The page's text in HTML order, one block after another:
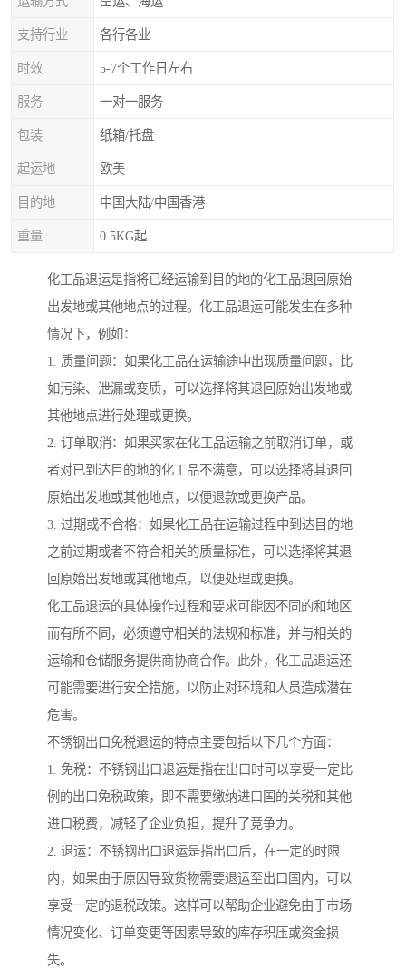
支持行业 各行各业
时效 5-7个工作日左右
服务 一对一服务
包装 纸箱/托盘
起运地 欧美
目的地 中国大陆/中国香港
重量 0.5KG起
化工品退运是指将已经运输到目的地的化工品退回原始
出发地或其他地点的过程。化工品退运可能发生在多种
情况下，例如：
1. 质量问题：如果化工品在运输途中出现质量问题，比
如污染、泄漏或变质，可以选择将其退回原始出发地或
其他地点进行处理或更换。
2. 订单取消：如果买家在化工品运输之前取消订单，或
者对已到达目的地的化工品不满意，可以选择将其退回
原始出发地或其他地点，以便退款或更换产品。
3. 过期或不合格：如果化工品在运输过程中到达目的地
之前过期或者不符合相关的质量标准，可以选择将其退
回原始出发地或其他地点，以便处理或更换。
化工品退运的具体操作过程和要求可能因不同的和地区
而有所不同，必须遵守相关的法规和标准，并与相关的
运输和仓储服务提供商协商合作。此外，化工品退运还
可能需要进行安全措施，以防止对环境和人员造成潜在
危害。
不锈钢出口免税退运的特点主要包括以下几个方面：
1. 免税：不锈钢出口退运是指在出口时可以享受一定比
例的出口免税政策，即不需要缴纳进口国的关税和其他
进口税费，减轻了企业负担，提升了竞争力。
2. 退运：不锈钢出口退运是指出口后，在一定的时限
内，如果由于原因导致货物需要退运至出口国内，可以
享受一定的退税政策。这样可以帮助企业避免由于市场
情况变化、订单变更等因素导致的库存积压或资金损
失。